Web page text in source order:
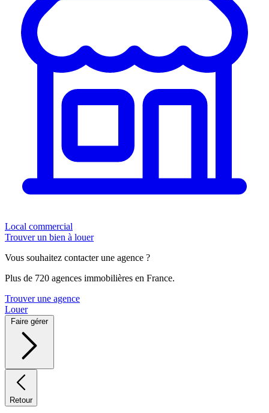
Local commercial
Trouver un bien à louer
Vous souhaitez contacter une agence ?
Plus de 720 agences immobilières en France.
Trouver une agence
Louer
Faire gérer
Retour